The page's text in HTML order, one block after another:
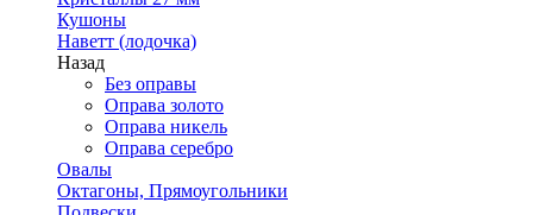
Кушоны
Наветт (лодочка)
Назад
Без оправы
Оправа золото
Оправа никель
Оправа серебро
Овалы
Октагоны, Прямоугольники